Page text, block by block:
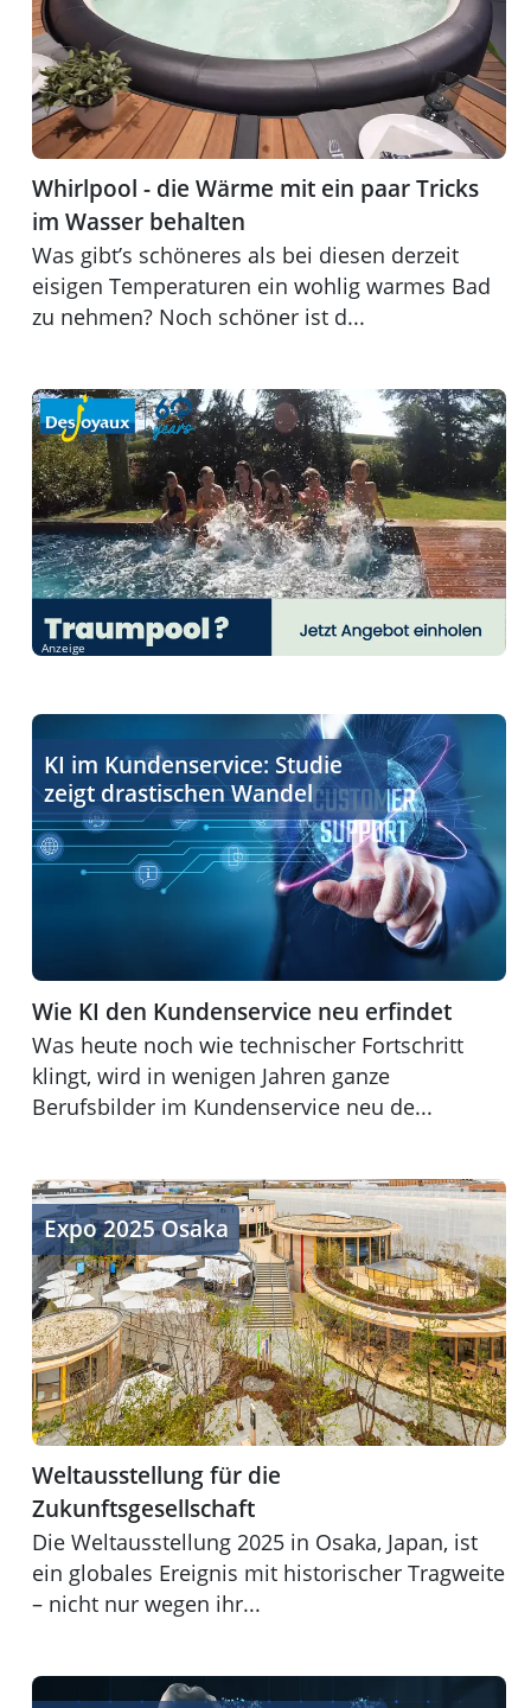
Whirlpool - die Wärme mit ein paar Tricks
im Wasser behalten
Was gibt’s schöneres als bei diesen derzeit
eisigen Temperaturen ein wohlig warmes Bad
zu nehmen? Noch schöner ist d...
Anzeige
Wie KI den Kundenservice neu erfindet
KI im Kundenservice: Studie
zeigt drastischen Wandel
Wie KI den Kundenservice neu erfindet
Was heute noch wie technischer Fortschritt
klingt, wird in wenigen Jahren ganze
Berufsbilder im Kundenservice neu de...
Weltausstellung für die Zukunftsgesellschaft
Expo 2025 Osaka
Weltausstellung für die
Zukunftsgesellschaft
Die Weltausstellung 2025 in Osaka, Japan, ist
ein globales Ereignis mit historischer Tragweite
– nicht nur wegen ihr...
KI Texte schreiben - echt praktisch oder kriminell